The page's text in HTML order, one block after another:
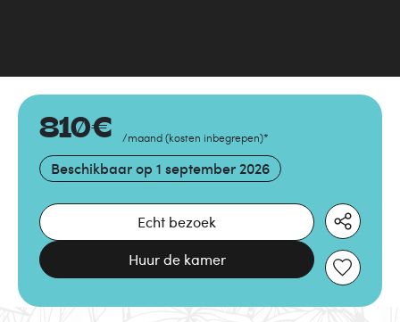
810€ /maand (kosten inbegrepen)*
Beschikbaar op 1 september 2026
Echt bezoek
Huur de kamer